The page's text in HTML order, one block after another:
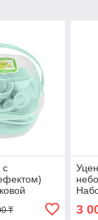
с
48
2)
₸ 3